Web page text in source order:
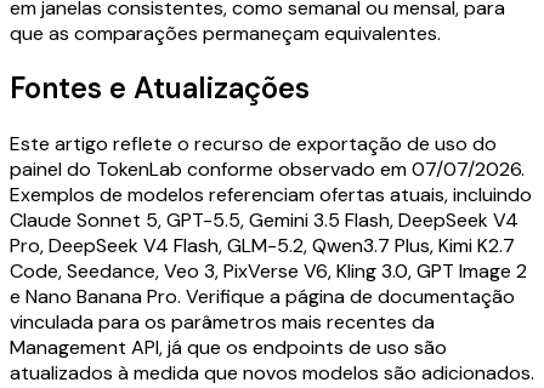
em janelas consistentes, como semanal ou mensal, para
que as comparações permaneçam equivalentes.
Fontes e Atualizações
Este artigo reflete o recurso de exportação de uso do
painel do TokenLab conforme observado em 07/07/2026.
Exemplos de modelos referenciam ofertas atuais, incluindo
Claude Sonnet 5, GPT-5.5, Gemini 3.5 Flash, DeepSeek V4
Pro, DeepSeek V4 Flash, GLM-5.2, Qwen3.7 Plus, Kimi K2.7
Code, Seedance, Veo 3, PixVerse V6, Kling 3.0, GPT Image 2
e Nano Banana Pro. Verifique a página de documentação
vinculada para os parâmetros mais recentes da
Management API, já que os endpoints de uso são
atualizados à medida que novos modelos são adicionados.